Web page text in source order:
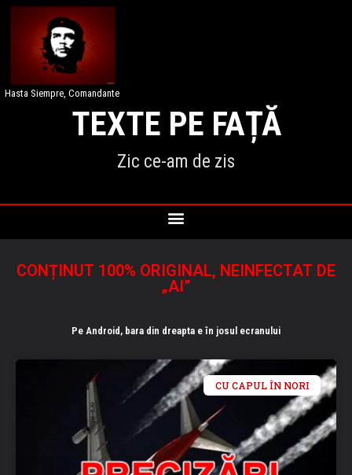
Hasta Siempre, Comandante
TEXTE PE FAȚĂ
Zic ce-am de zis
CONȚINUT 100% ORIGINAL, NEINFECTAT DE
„AI”
Pe Android, bara din dreapta e în josul ecranului
CU CAPUL ÎN NORI